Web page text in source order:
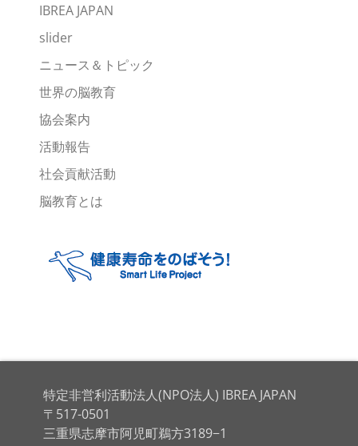
IBREA JAPAN
slider
ニュース＆トピック
世界の脳教育
協会案内
活動報告
社会貢献活動
脳教育とは
特定非営利活動法人(NPO法人) IBREA JAPAN
〒517-0501
三重県志摩市阿児町鵜方3189−1